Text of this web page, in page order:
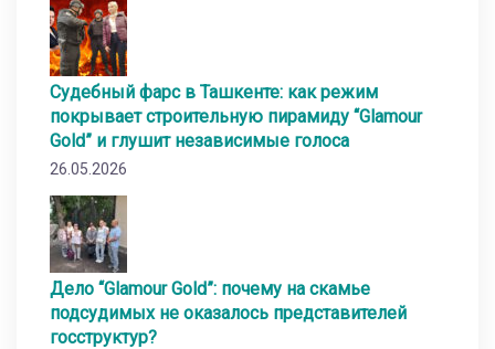
Судебный фарс в Ташкенте: как режим
покрывает строительную пирамиду “Glamour
Gold” и глушит независимые голоса
26.05.2026
Дело “Glamour Gold”: почему на скамье
подсудимых не оказалось представителей
госструктур?